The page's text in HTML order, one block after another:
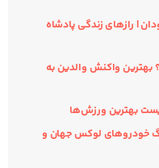
| رازهای زندگی پادشاه
واکنش والدین به
بهترین ورزش‌ها
خودروهای لوکس جهان و